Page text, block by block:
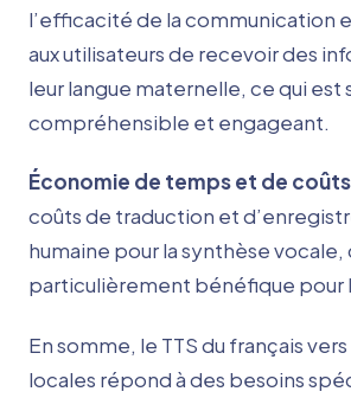
l’efficacité de la communication
aux utilisateurs de recevoir des
leur langue maternelle, ce qui est
compréhensible et engageant.
Économie de temps et de coûts
coûts de traduction et
humaine pour la synthèse
particulièrement bénéfique pour
En somme, le TTS du français
locales répond à des besoins